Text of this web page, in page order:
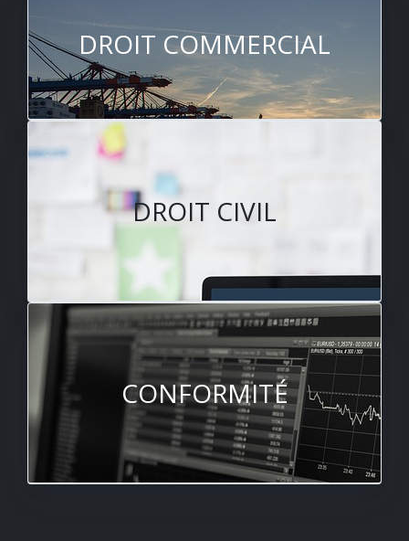
DROIT COMMERCIAL
DROIT CIVIL
CONFORMITÉ